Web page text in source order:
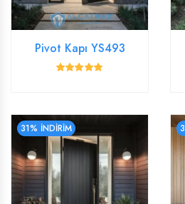
Pivot Kapı YS493
31% İNDİRİM